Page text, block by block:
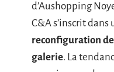
d’Aushopping
C&A s’inscrit
reconfiguration
galerie. La